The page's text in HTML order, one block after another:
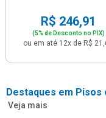
R$ 246,91
(5% de Desconto no PIX)
ou em até 12x de R$
Destaques em Pisos
Veja mais